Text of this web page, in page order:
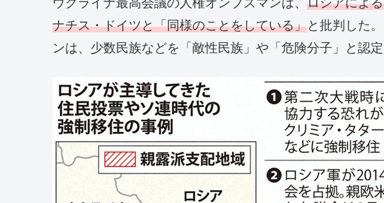
ナチス・ドイツと「同様のことをしている」と批判した
ンは、少数民族などを「敵性民族」や「危険分子」と認